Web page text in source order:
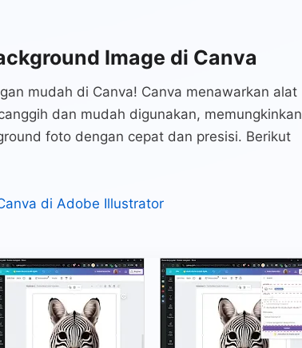
Image di Canva
mudah di Canva! Canva menawarkan alat
dan mudah digunakan, memungkinkan
foto dengan cepat dan presisi. Berikut
di Adobe Illustrator